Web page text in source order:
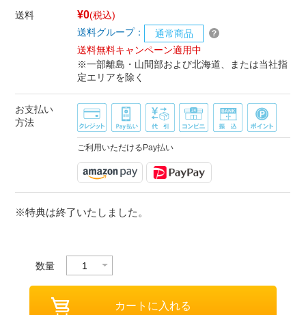
送料 ¥0(税込)
送料グループ：
通常商品
送料無料キャンペーン適用中
※一部離島・山間部および北海道、または当社指
定エリアを除く
お支払い
方法
ご利用いただけるPay払い
※特典は終了いたしました。
数量